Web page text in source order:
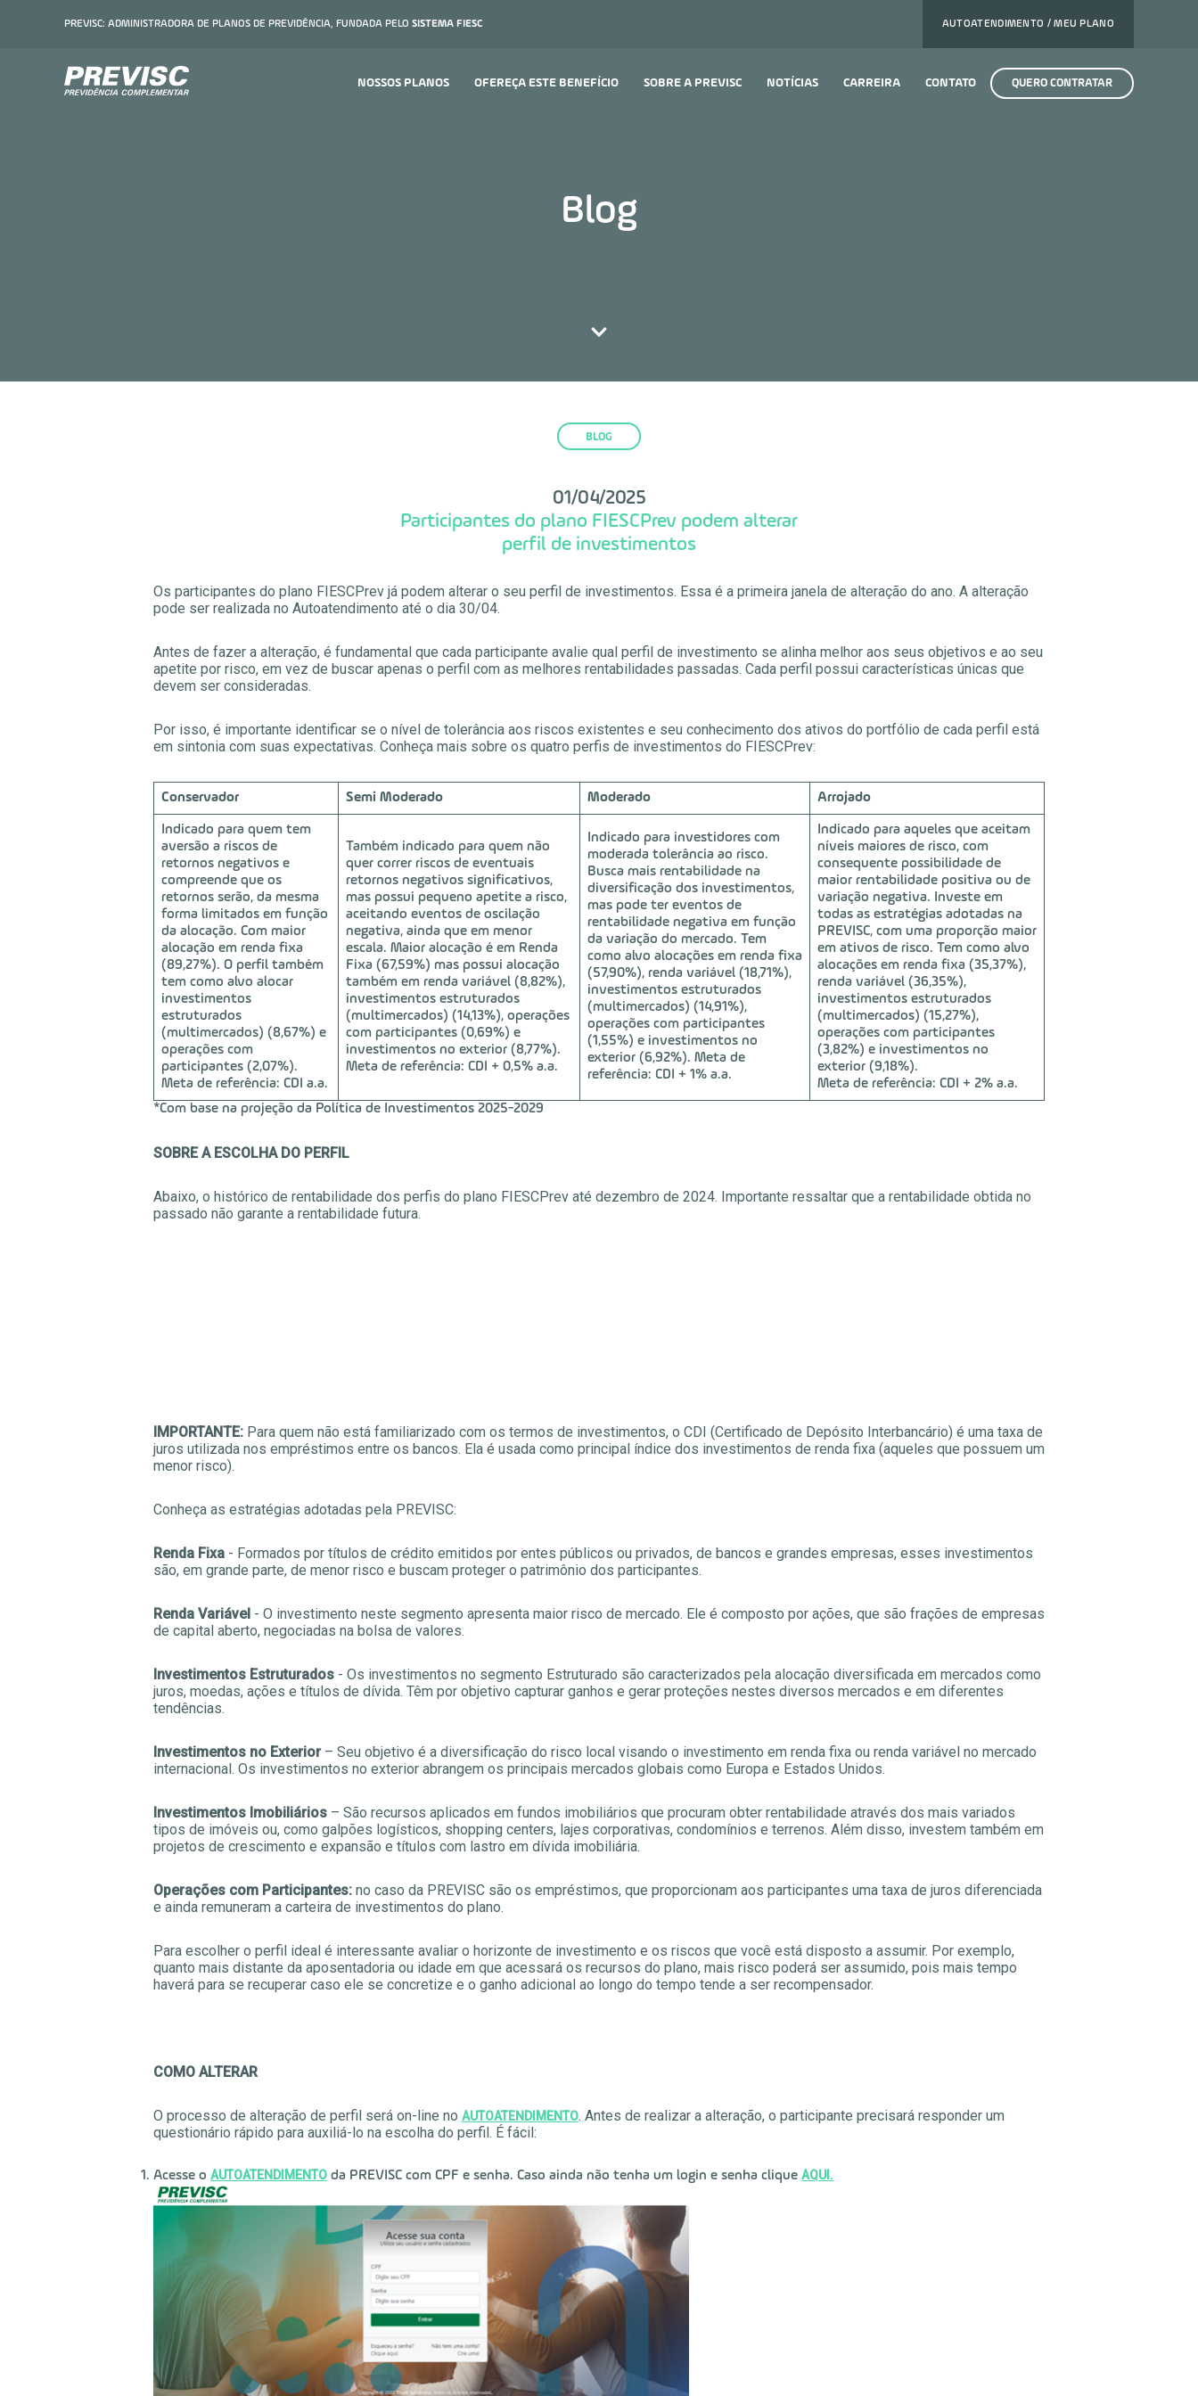
PREVISC: ADMINISTRADORA DE PLANOS DE PREVIDÊNCIA, FUNDADA PELO SISTEMA FIESC AUTOATENDIMENTO / MEU PLANO
NOSSOS PLANOS OFEREÇA ESTE BENEFÍCIO SOBRE A PREVISC NOTÍCIAS CARREIRA CONTATO QUERO CONTRATAR
Blog
BLOG
01/04/2025
Participantes do plano FIESCPrev podem alterar
perfil de investimentos
Os participantes do plano FIESCPrev já podem alterar o seu perfil de investimentos. Essa é a primeira janela de alteração do ano. A alteração
pode ser realizada no Autoatendimento até o dia 30/04.
Antes de fazer a alteração, é fundamental que cada participante avalie qual perfil de investimento se alinha melhor aos seus objetivos e ao seu
apetite por risco, em vez de buscar apenas o perfil com as melhores rentabilidades passadas. Cada perfil possui características únicas que
devem ser consideradas.
Por isso, é importante identificar se o nível de tolerância aos riscos existentes e seu conhecimento dos ativos do portfólio de cada perfil está
em sintonia com suas expectativas. Conheça mais sobre os quatro perfis de investimentos do FIESCPrev:
Conservador Semi Moderado Moderado Arrojado
Indicado para quem tem
aversão a riscos de
retornos negativos e
compreende que os
retornos serão, da mesma
forma limitados em função
da alocação. Com maior
alocação em renda fixa
(89,27%). O perfil também
tem como alvo alocar
investimentos
estruturados
(multimercados) (8,67%) e
operações com
participantes (2,07%).
Meta de referência: CDI a.a.
Também indicado para quem não
quer correr riscos de eventuais
retornos negativos significativos,
mas possui pequeno apetite a risco,
aceitando eventos de oscilação
negativa, ainda que em menor
escala. Maior alocação é em Renda
Fixa (67,59%) mas possui alocação
também em renda variável (8,82%),
investimentos estruturados
(multimercados) (14,13%), operações
com participantes (0,69%) e
investimentos no exterior (8,77%).
Meta de referência: CDI + 0,5% a.a.
Indicado para investidores com
moderada tolerância ao risco.
Busca mais rentabilidade na
diversificação dos investimentos,
mas pode ter eventos de
rentabilidade negativa em função
da variação do mercado. Tem
como alvo alocações em renda fixa
(57,90%), renda variável (18,71%),
investimentos estruturados
(multimercados) (14,91%),
operações com participantes
(1,55%) e investimentos no
exterior (6,92%). Meta de
referência: CDI + 1% a.a.
Indicado para aqueles que aceitam
níveis maiores de risco, com
consequente possibilidade de
maior rentabilidade positiva ou de
variação negativa. Investe em
todas as estratégias adotadas na
PREVISC, com uma proporção maior
em ativos de risco. Tem como alvo
alocações em renda fixa (35,37%),
renda variável (36,35%),
investimentos estruturados
(multimercados) (15,27%),
operações com participantes
(3,82%) e investimentos no
exterior (9,18%).
Meta de referência: CDI + 2% a.a.
*Com base na projeção da Política de Investimentos 2025-2029
SOBRE A ESCOLHA DO PERFIL
Abaixo, o histórico de rentabilidade dos perfis do plano FIESCPrev até dezembro de 2024. Importante ressaltar que a rentabilidade obtida no
passado não garante a rentabilidade futura.
IMPORTANTE: Para quem não está familiarizado com os termos de investimentos, o CDI (Certificado de Depósito Interbancário) é uma taxa de
juros utilizada nos empréstimos entre os bancos. Ela é usada como principal índice dos investimentos de renda fixa (aqueles que possuem um
menor risco).
Conheça as estratégias adotadas pela PREVISC:
Renda Fixa - Formados por títulos de crédito emitidos por entes públicos ou privados, de bancos e grandes empresas, esses investimentos
são, em grande parte, de menor risco e buscam proteger o patrimônio dos participantes.
Renda Variável - O investimento neste segmento apresenta maior risco de mercado. Ele é composto por ações, que são frações de empresas
de capital aberto, negociadas na bolsa de valores.
Investimentos Estruturados - Os investimentos no segmento Estruturado são caracterizados pela alocação diversificada em mercados como
juros, moedas, ações e títulos de dívida. Têm por objetivo capturar ganhos e gerar proteções nestes diversos mercados e em diferentes
tendências.
Investimentos no Exterior– Seu objetivo é a diversificação do risco local visando o investimento em renda fixa ou renda variável no mercado
internacional. Os investimentos no exterior abrangem os principais mercados globais como Europa e Estados Unidos.
Investimentos Imobiliários – São recursos aplicados em fundos imobiliários que procuram obter rentabilidade através dos mais variados
tipos de imóveis ou, como galpões logísticos, shopping centers, lajes corporativas, condomínios e terrenos. Além disso, investem também em
projetos de crescimento e expansão e títulos com lastro em dívida imobiliária.
Operações com Participantes: no caso da PREVISC são os empréstimos, que proporcionam aos participantes uma taxa de juros diferenciada
e ainda remuneram a carteira de investimentos do plano.
Para escolher o perfil ideal é interessante avaliar o horizonte de investimento e os riscos que você está disposto a assumir. Por exemplo,
quanto mais distante da aposentadoria ou idade em que acessará os recursos do plano, mais risco poderá ser assumido, pois mais tempo
haverá para se recuperar caso ele se concretize e o ganho adicional ao longo do tempo tende a ser recompensador.
COMO ALTERAR
O processo de alteração de perfil será on-line no AUTOATENDIMENTO. Antes de realizar a alteração, o participante precisará responder um
questionário rápido para auxiliá-lo na escolha do perfil. É fácil:
Acesse o AUTOATENDIMENTO da PREVISC com CPF e senha. Caso ainda não tenha um login e senha clique AQUI.